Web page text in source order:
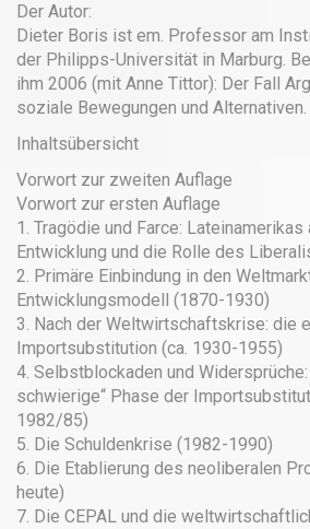
Der Autor:
Dieter Boris ist em. Professor am
der Philipps-Universität in Marburg.
ihm 2006 (mit Anne Tittor): Der Fall
soziale Bewegungen und Alternativen.
Inhaltsübersicht
Vorwort zur zweiten Auflage
Vorwort zur ersten Auflage
1. Tragödie und Farce:
Entwicklung und die Rolle des
2. Primäre Einbindung in den
Entwicklungsmodell (1870-1930)
3. Nach der Weltwirtschaftskrise: die
Importsubstitution (ca. 1930-1955)
4. Selbstblockaden und
schwierige“ Phase der
1982/85)
5. Die Schuldenkrise (1982-1990)
6. Die Etablierung des neoliberalen
heute)
7. Die CEPAL und die